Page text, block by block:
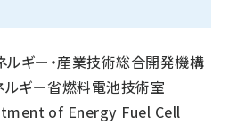
ギー・産業技術総合開発機構
ルギー省燃料電池技術室
of Energy Fuel Cell